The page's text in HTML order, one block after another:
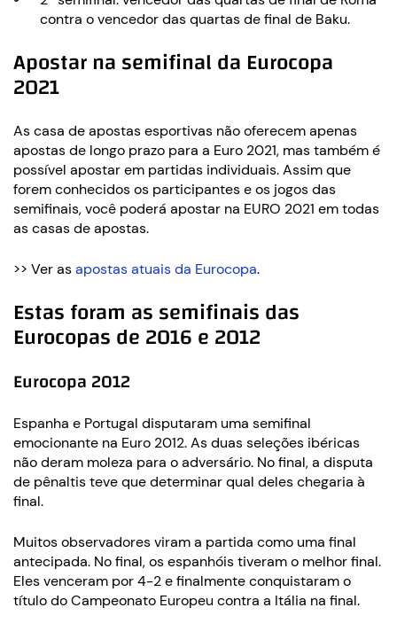
contra o vencedor das quartas de final de Baku.
Apostar na semifinal da Eurocopa
2021
As casa de apostas esportivas não oferecem apenas
apostas de longo prazo para a Euro 2021, mas também é
possível apostar em partidas individuais. Assim que
forem conhecidos os participantes e os jogos das
semifinais, você poderá apostar na EURO 2021 em todas
as casas de apostas.
>> Ver asapostas atuais da Eurocopa.
Estas foram as semifinais das
Eurocopas de 2016 e 2012
Eurocopa 2012
Espanha e Portugal disputaram uma semifinal
emocionante na Euro 2012. As duas seleções ibéricas
não deram moleza para o adversário. No final, a disputa
de pênaltis teve que determinar qual deles chegaria à
final.
Muitos observadores viram a partida como uma final
antecipada. No final, os espanhóis tiveram o melhor final.
Eles venceram por 4-2 e finalmente conquistaram o
título do Campeonato Europeu contra a Itália na final.